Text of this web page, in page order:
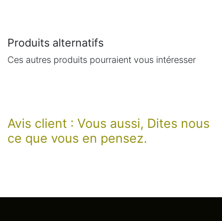
Produits alternatifs
Ces autres produits pourraient vous intéresser
Avis client : Vous aussi, Dites nous
ce que vous en pensez.